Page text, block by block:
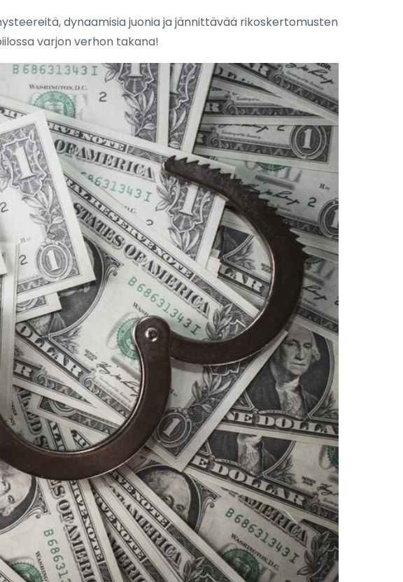
dynaamisia juonia ja jännittävää rikoskertomusten
varjon verhon takana!